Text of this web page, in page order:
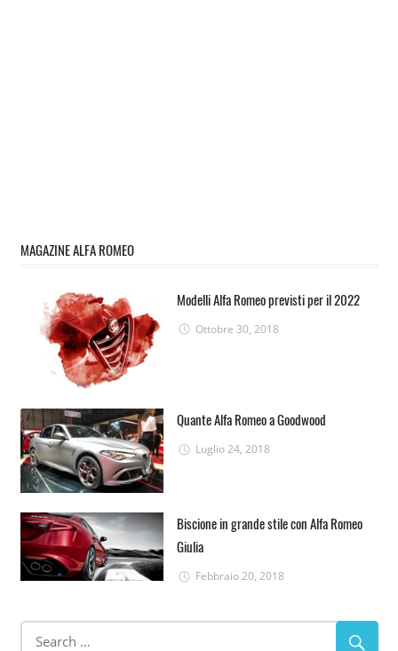
MAGAZINE ALFA ROMEO
Modelli Alfa Romeo previsti per il 2022
Ottobre 30, 2018
Quante Alfa Romeo a Goodwood
Luglio 24, 2018
Biscione in grande stile con Alfa Romeo
Giulia
Febbraio 20, 2018